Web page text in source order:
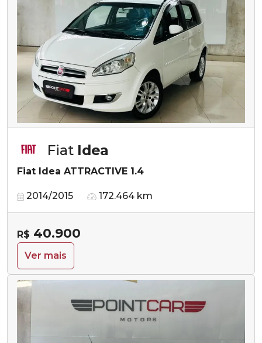
Fiat Idea
Fiat Idea ATTRACTIVE 1.4
2014/2015 172.464 km
R$ 40.900
Ver mais